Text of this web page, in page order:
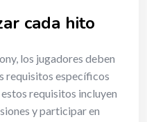
cada hito
los jugadores deben
requisitos específicos
requisitos incluyen
y participar en